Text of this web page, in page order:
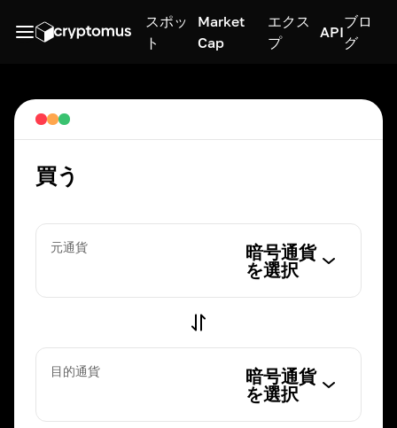
スポッ
ト
Market
Cap
エクス
プ
API
ブロ
グ
買う
元通貨
暗号通貨
を選択
目的通貨
暗号通貨
を選択